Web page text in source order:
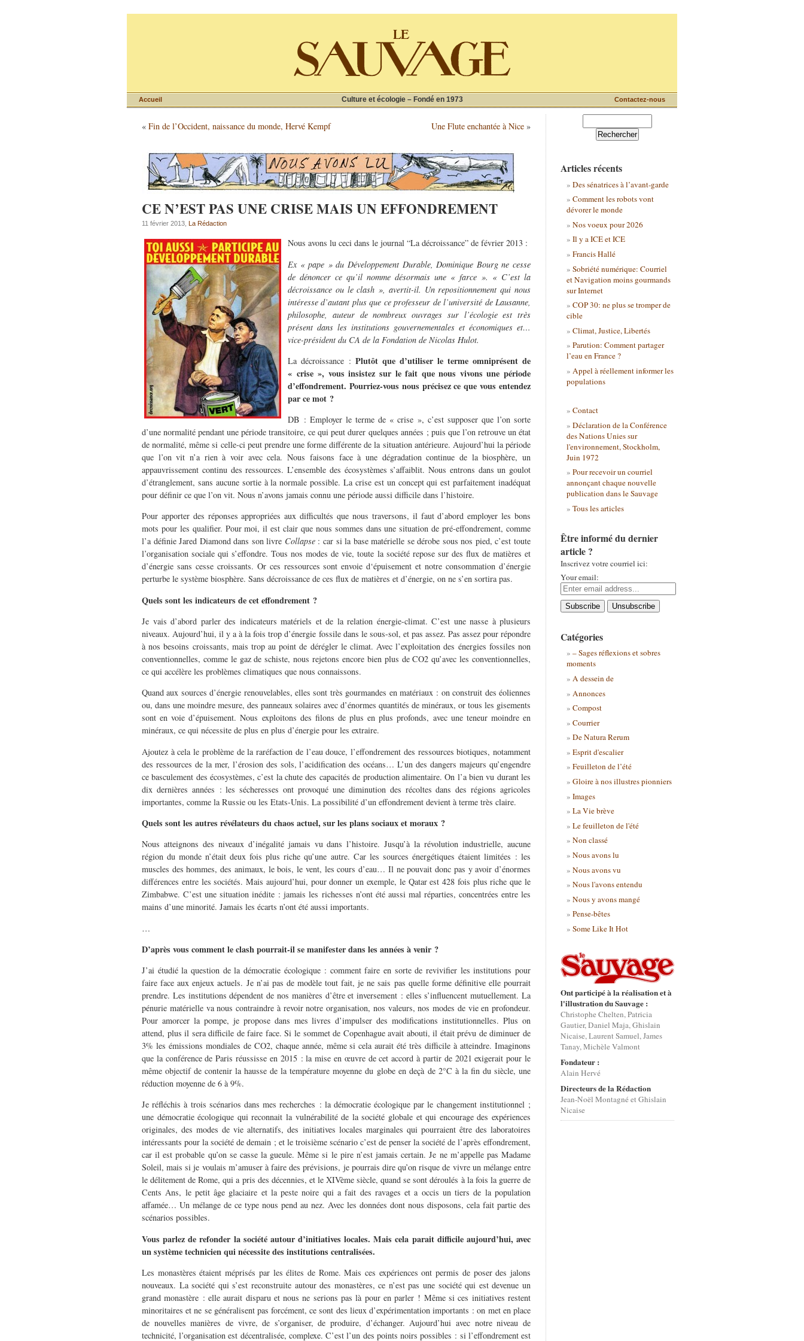
Culture et écologie – Fondé en 1973
Accueil Contactez-nous
« Fin de l’Occident, naissance du monde, Hervé Kempf Une Flute enchantée à Nice »
CE N’EST PAS UNE CRISE MAIS UN EFFONDREMENT
11 février 2013, La Rédaction
Nous avons lu ceci dans le journal “La décroissance” de février 2013 :
Ex « pape » du Développement Durable, Dominique Bourg ne cesse
de dénoncer ce qu’il nomme désormais une « farce ». « C’est la
décroissance ou le clash », avertit-il. Un repositionnement qui nous
intéresse d’autant plus que ce professeur de l’université de Lausanne,
philosophe, auteur de nombreux ouvrages sur l’écologie est très
présent dans les institutions gouvernementales et économiques et…
vice-président du CA de la Fondation de Nicolas Hulot.
La décroissance : Plutôt que d’utiliser le terme omniprésent de
« crise », vous insistez sur le fait que nous vivons une période
d’effondrement. Pourriez-vous nous précisez ce que vous entendez
par ce mot ?
DB : Employer le terme de « crise », c’est supposer que l’on sorte
d’une normalité pendant une période transitoire, ce qui peut durer quelques années ; puis que l’on retrouve un état
de normalité, même si celle-ci peut prendre une forme différente de la situation antérieure. Aujourd’hui la période
que l’on vit n’a rien à voir avec cela. Nous faisons face à une dégradation continue de la biosphère, un
appauvrissement continu des ressources. L’ensemble des écosystèmes s’affaiblit. Nous entrons dans un goulot
d’étranglement, sans aucune sortie à la normale possible. La crise est un concept qui est parfaitement inadéquat
pour définir ce que l’on vit. Nous n’avons jamais connu une période aussi difficile dans l’histoire.
Pour apporter des réponses appropriées aux difficultés que nous traversons, il faut d’abord employer les bons
mots pour les qualifier. Pour moi, il est clair que nous sommes dans une situation de pré-effondrement, comme
l’a définie Jared Diamond dans son livre Collapse: car si la base matérielle se dérobe sous nos pied, c’est toute
l’organisation sociale qui s’effondre. Tous nos modes de vie, toute la société repose sur des flux de matières et
d’énergie sans cesse croissants. Or ces ressources sont envoie d‘épuisement et notre consommation d’énergie
perturbe le système biosphère. Sans décroissance de ces flux de matières et d’énergie, on ne s’en sortira pas.
Quels sont les indicateurs de cet effondrement ?
Je vais d’abord parler des indicateurs matériels et de la relation énergie-climat. C’est une nasse à plusieurs
niveaux. Aujourd’hui, il y a à la fois trop d’énergie fossile dans le sous-sol, et pas assez. Pas assez pour répondre
à nos besoins croissants, mais trop au point de dérégler le climat. Avec l’exploitation des énergies fossiles non
conventionnelles, comme le gaz de schiste, nous rejetons encore bien plus de CO2 qu’avec les conventionnelles,
ce qui accélère les problèmes climatiques que nous connaissons.
Quand aux sources d’énergie renouvelables, elles sont très gourmandes en matériaux : on construit des éoliennes
ou, dans une moindre mesure, des panneaux solaires avec d’énormes quantités de minéraux, or tous les gisements
sont en voie d’épuisement. Nous exploitons des filons de plus en plus profonds, avec une teneur moindre en
minéraux, ce qui nécessite de plus en plus d’énergie pour les extraire.
Ajoutez à cela le problème de la raréfaction de l’eau douce, l’effondrement des ressources biotiques, notamment
des ressources de la mer, l’érosion des sols, l’acidification des océans… L’un des dangers majeurs qu’engendre
ce basculement des écosystèmes, c’est la chute des capacités de production alimentaire. On l’a bien vu durant les
dix dernières années : les sécheresses ont provoqué une diminution des récoltes dans des régions agricoles
importantes, comme la Russie ou les Etats-Unis. La possibilité d’un effondrement devient à terme très claire.
Quels sont les autres révélateurs du chaos actuel, sur les plans sociaux et moraux ?
Nous atteignons des niveaux d’inégalité jamais vu dans l’histoire. Jusqu’à la révolution industrielle, aucune
région du monde n’était deux fois plus riche qu’une autre. Car les sources énergétiques étaient limitées : les
muscles des hommes, des animaux, le bois, le vent, les cours d’eau… Il ne pouvait donc pas y avoir d’énormes
différences entre les sociétés. Mais aujourd’hui, pour donner un exemple, le Qatar est 428 fois plus riche que le
Zimbabwe. C’est une situation inédite : jamais les richesses n’ont été aussi mal réparties, concentrées entre les
mains d’une minorité. Jamais les écarts n’ont été aussi importants.
…
D’après vous comment le clash pourrait-il se manifester dans les années à venir ?
J’ai étudié la question de la démocratie écologique : comment faire en sorte de revivifier les institutions pour
faire face aux enjeux actuels. Je n’ai pas de modèle tout fait, je ne sais pas quelle forme définitive elle pourrait
prendre. Les institutions dépendent de nos manières d’être et inversement : elles s’influencent mutuellement. La
pénurie matérielle va nous contraindre à revoir notre organisation, nos valeurs, nos modes de vie en profondeur.
Pour amorcer la pompe, je propose dans mes livres d’impulser des modifications institutionnelles. Plus on
attend, plus il sera difficile de faire face. Si le sommet de Copenhague avait abouti, il était prévu de diminuer de
3% les émissions mondiales de CO2, chaque année, même si cela aurait été très difficile à atteindre. Imaginons
que la conférence de Paris réussisse en 2015 : la mise en œuvre de cet accord à partir de 2021 exigerait pour le
même objectif de contenir la hausse de la température moyenne du globe en deçà de 2°C à la fin du siècle, une
réduction moyenne de 6 à 9%.
Je réfléchis à trois scénarios dans mes recherches : la démocratie écologique par le changement institutionnel ;
une démocratie écologique qui reconnait la vulnérabilité de la société globale et qui encourage des expériences
originales, des modes de vie alternatifs, des initiatives locales marginales qui pourraient être des laboratoires
intéressants pour la société de demain ; et le troisième scénario c’est de penser la société de l’après effondrement,
car il est probable qu’on se casse la gueule. Même si le pire n’est jamais certain. Je ne m’appelle pas Madame
Soleil, mais si je voulais m’amuser à faire des prévisions, je pourrais dire qu’on risque de vivre un mélange entre
le délitement de Rome, qui a pris des décennies, et le XIVème siècle, quand se sont déroulés à la fois la guerre de
Cents Ans, le petit âge glaciaire et la peste noire qui a fait des ravages et a occis un tiers de la population
affamée… Un mélange de ce type nous pend au nez. Avec les données dont nous disposons, cela fait partie des
scénarios possibles.
Vous parlez de refonder la société autour d’initiatives locales. Mais cela parait difficile aujourd’hui, avec
un système technicien qui nécessite des institutions centralisées.
Les monastères étaient méprisés par les élites de Rome. Mais ces expériences ont permis de poser des jalons
nouveaux. La société qui s’est reconstruite autour des monastères, ce n’est pas une société qui est devenue un
grand monastère : elle aurait disparu et nous ne serions pas là pour en parler ! Même si ces initiatives restent
minoritaires et ne se généralisent pas forcément, ce sont des lieux d’expérimentation importants : on met en place
de nouvelles manières de vivre, de s’organiser, de produire, d’échanger. Aujourd’hui avec notre niveau de
technicité, l’organisation est décentralisée, complexe. C’est l’un des points noirs possibles : si l’effondrement est
Articles récents
Des sénatrices à l’avant-garde
Comment les robots vont
dévorer le monde
Nos voeux pour 2026
Il y a ICE et ICE
Francis Hallé
Sobriété numérique: Courriel
et Navigation moins gourmands
sur Internet
COP 30: ne plus se tromper de
cible
Climat, Justice, Libertés
Parution: Comment partager
l’eau en France ?
Appel à réellement informer les
populations
Contact
Déclaration de la Conférence
des Nations Unies sur
l'environnement, Stockholm,
Juin 1972
Pour recevoir un courriel
annonçant chaque nouvelle
publication dans le Sauvage
Tous les articles
Être informé du dernier
article ?
Inscrivez votre courriel ici:
Your email:
Catégories
– Sages réflexions et sobres
moments
A dessein de
Annonces
Compost
Courrier
De Natura Rerum
Esprit d'escalier
Feuilleton de l’été
Gloire à nos illustres pionniers
Images
La Vie brève
Le feuilleton de l'été
Non classé
Nous avons lu
Nous avons vu
Nous l'avons entendu
Nous y avons mangé
Pense-bêtes
Some Like It Hot
Ont participé à la réalisation et à
l'illustration du Sauvage :
Christophe Chelten, Patricia
Gautier, Daniel Maja, Ghislain
Nicaise, Laurent Samuel, James
Tanay, Michèle Valmont
Fondateur :
Alain Hervé
Directeurs de la Rédaction
Jean-Noël Montagné et Ghislain
Nicaise